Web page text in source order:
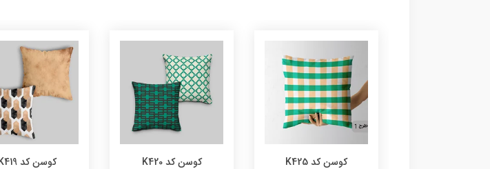
کوسن کد K425 کوسن کد K420 کوسن کد K419